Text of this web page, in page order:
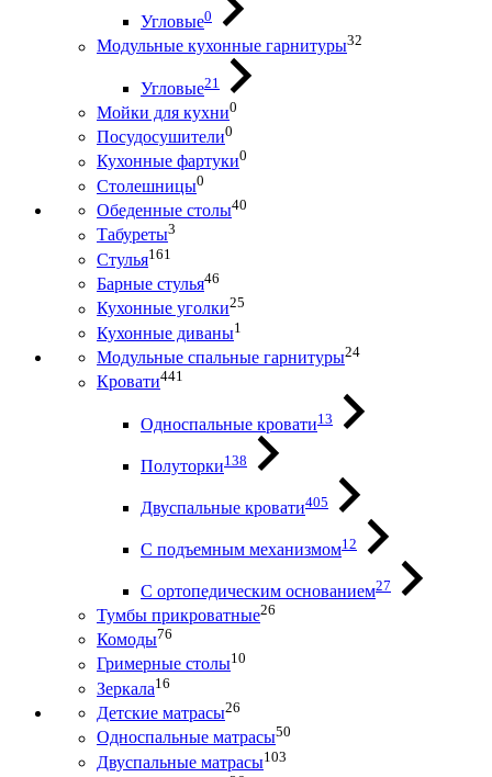
Угловые0
Модульные кухонные гарнитуры32
Угловые21
Мойки для кухни0
Посудосушители0
Кухонные фартуки0
Столешницы0
Обеденные столы40
Табуреты3
Стулья161
Барные стулья46
Кухонные уголки25
Кухонные диваны1
Модульные спальные гарнитуры24
Кровати441
Односпальные кровати13
Полуторки138
Двуспальные кровати405
С подъемным механизмом12
С ортопедическим основанием27
Тумбы прикроватные26
Комоды76
Гримерные столы10
Зеркала16
Детские матрасы26
Односпальные матрасы50
Двуспальные матрасы103